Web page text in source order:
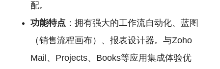
配。
功能特点 ：拥有强大的工作流自动化、蓝图
（销售流程画布）、报表设计器。与Zoho
Mail、Projects、Books等应用集成体验优